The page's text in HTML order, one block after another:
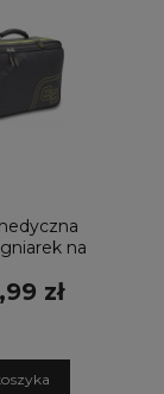
na
zł